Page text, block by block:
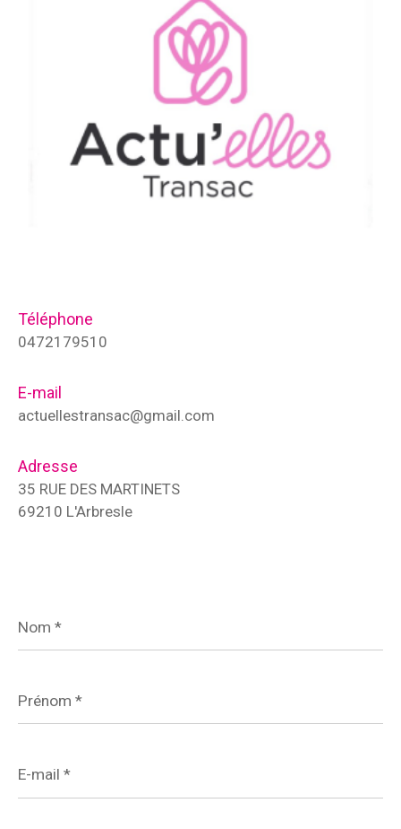
Téléphone
0472179510
E-mail
actuellestransac@gmail.com
Adresse
35 RUE DES MARTINETS
69210 L'Arbresle
*
*
mail
*